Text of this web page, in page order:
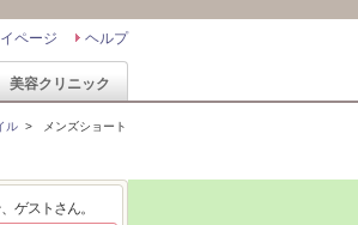
ヘルプ
ページ
美容クリニック
ル >
メンズショート
ゲストさん。